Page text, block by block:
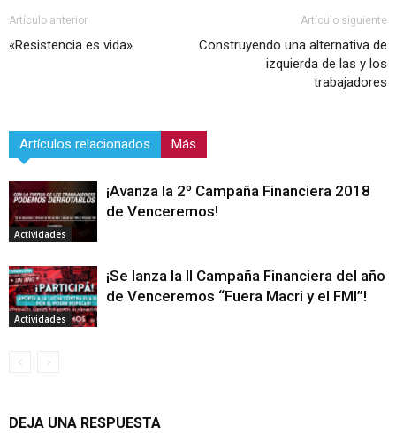
Artículo anterior
«Resistencia es vida»
Artículo siguiente
Construyendo una alternativa de
izquierda de las y los
trabajadores
Artículos relacionados Más
Actividades
¡Avanza la 2º Campaña Financiera 2018
de Venceremos!
Actividades
¡Se lanza la II Campaña Financiera del año
de Venceremos “Fuera Macri y el FMI”!
DEJA UNA RESPUESTA